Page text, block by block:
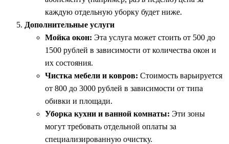
каждую отдельную уборку будет ниже.
Дополнительные услуги
Мойка окон: Эта услуга может стоить от 500 до
1500 рублей в зависимости от количества окон и
их состояния.
Чистка мебели и ковров: Стоимость варьируется
от 800 до 3000 рублей в зависимости от типа
обивки и площади.
Уборка кухни и ванной комнаты: Эти зоны
могут требовать отдельной оплаты за
специализированную очистку.